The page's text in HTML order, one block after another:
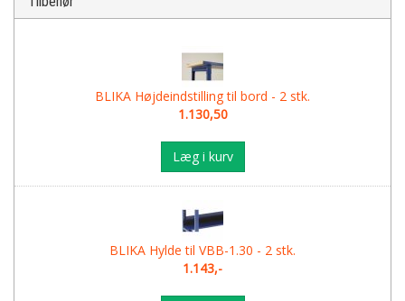
BLIKA Højdeindstilling til bord - 2 stk.
1.130,50
Læg i kurv
BLIKA Hylde til VBB-1.30 - 2 stk.
1.143,-